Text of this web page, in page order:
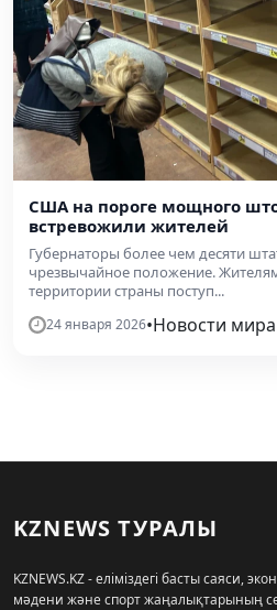
США на пороге мощного
встревожили жителей
Губернаторы более чем десяти
чрезвычайное положение.
территории страны поступ...
24 января 2026•Новости мира
KZNEWS ТУРАЛЫ
KZNEWS.KZ - еліміздегі басты саяси,
мәдени және спорт жаңалықтарының